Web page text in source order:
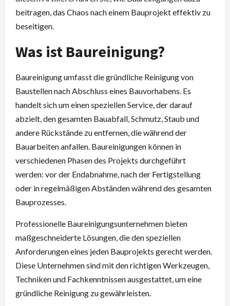
beitragen, das Chaos nach einem Bauprojekt effektiv zu
beseitigen.
Was ist Baureinigung?
Baureinigung umfasst die gründliche Reinigung von
Baustellen nach Abschluss eines Bauvorhabens. Es
handelt sich um einen speziellen Service, der darauf
abzielt, den gesamten Bauabfall, Schmutz, Staub und
andere Rückstände zu entfernen, die während der
Bauarbeiten anfallen. Baureinigungen können in
verschiedenen Phasen des Projekts durchgeführt
werden: vor der Endabnahme, nach der Fertigstellung
oder in regelmäßigen Abständen während des gesamten
Bauprozesses.
Professionelle Baureinigungsunternehmen bieten
maßgeschneiderte Lösungen, die den speziellen
Anforderungen eines jeden Bauprojekts gerecht werden.
Diese Unternehmen sind mit den richtigen Werkzeugen,
Techniken und Fachkenntnissen ausgestattet, um eine
gründliche Reinigung zu gewährleisten.